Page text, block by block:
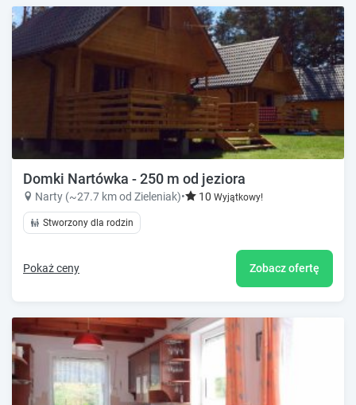
Domki Nartówka - 250 m od jeziora
Narty (~27.7 km od Zieleniak)• 10 Wyjątkowy!
Stworzony dla rodzin
Pokaż ceny Zobacz ofertę